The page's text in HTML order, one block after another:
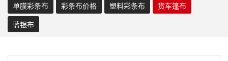
单膜彩条布
彩条布价格 塑料彩条布
货车篷布
蓝银布